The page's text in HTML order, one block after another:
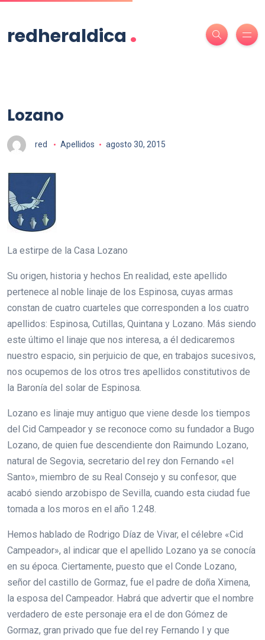
redheraldica .
Lozano
red Apellidos agosto 30, 2015
La estirpe de la Casa Lozano
Su origen, historia y hechos En realidad, este apellido
pertenece al noble linaje de los Espinosa, cuyas armas
constan de cuatro cuarteles que corresponden a los cuatro
apellidos: Espinosa, Cutillas, Quintana y Lozano. Más siendo
este último el linaje que nos interesa, a él dedicaremos
nuestro espacio, sin perjuicio de que, en trabajos sucesivos,
nos ocupemos de los otros tres apellidos constitutivos de
la Baronía del solar de Espinosa.
Lozano es linaje muy antiguo que viene desde los tiempos
del Cid Campeador y se reconoce como su fundador a Bugo
Lozano, de quien fue descendiente don Raimundo Lozano,
natural de Segovia, secretario del rey don Fernando «el
Santo», miembro de su Real Consejo y su confesor, que
acabó siendo arzobispo de Sevilla, cuando esta ciudad fue
tomada a los moros en el año 1.248.
Hemos hablado de Rodrigo Díaz de Vivar, el célebre «Cid
Campeador», al indicar que el apellido Lozano ya se conocía
en su época. Ciertamente, puesto que el Conde Lozano,
señor del castillo de Gormaz, fue el padre de doña Ximena,
la esposa del Campeador. Habrá que advertir que el nombre
verdadero de este personaje era el de don Gómez de
Gormaz, gran privado que fue del rey Fernando I y que